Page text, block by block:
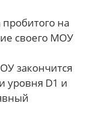
на
своего МОУ
закончится
уровня D1 и